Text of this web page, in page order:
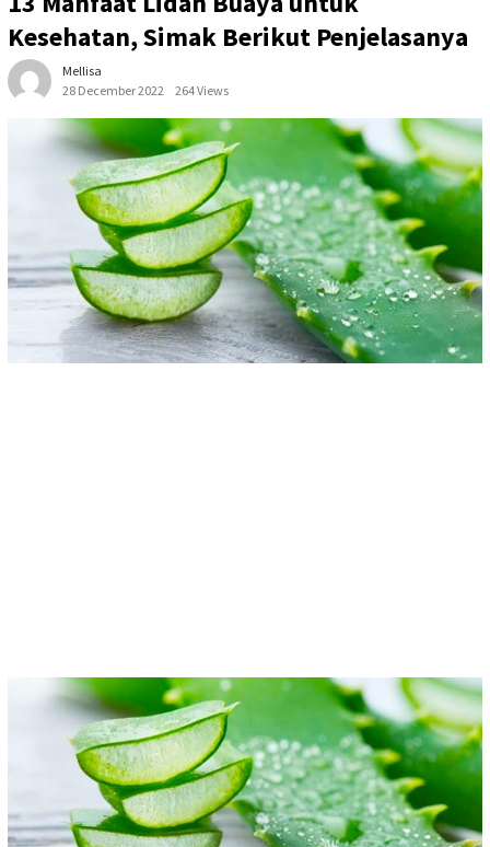
Kesehatan, Simak Berikut Penjelasanya
Mellisa
28 December 2022
264 Views